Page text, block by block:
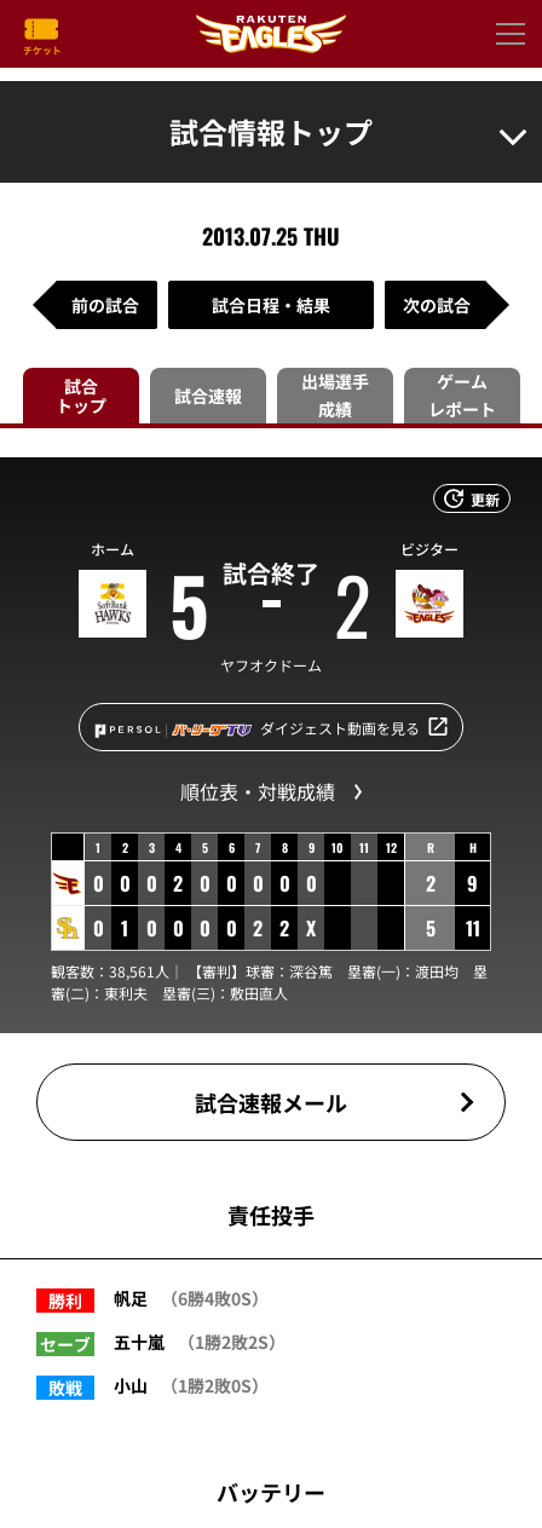
試合情報トップ
2013.07.25 THU
前の試合 試合日程・結果 次の試合
試合
トップ
試合速報
出場選手
成績
ゲーム
レポート
更新
試合終了
ホーム 5 2 ビジター
ヤフオクドーム
ダイジェスト動画を見る
順位表・対戦成績
1 2 3 4 5 6 7 8 9 10 11 12
0 0 0 2 0 0 0 0 0
0
1 0 0 0 0 2 2 X
R H
2
9
5
11
観客数：38,561人｜ 【審判】球審： 深谷篤 塁審(一)： 渡田均 塁
審(二)： 東利夫 塁審(三)： 敷田直人
試合速報メール
責任投手
勝利 帆足
（6勝4敗0S）
セーブ
五十嵐
（1勝2敗2S）
敗戦
小山 （1勝2敗0S）
バッテリー